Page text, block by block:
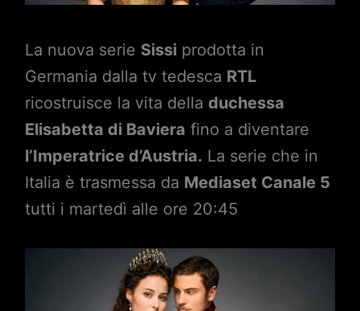
La nuova serie Sissiprodotta in
Germania dalla tv tedesca RTL
ricostruisce la vita della duchessa
Elisabetta di Baviera fino a diventare
l’Imperatrice d’Austria. La serie che in
Italia è trasmessa da Mediaset Canale 5
tutti i martedì alle ore 20:45